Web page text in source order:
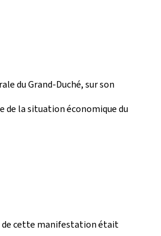
du Grand-Duché, sur son
de la situation économique du
de cette manifestation était